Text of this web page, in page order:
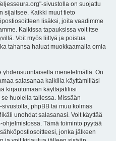
sivustolla on suojattu
sijaitsee. Kaikki muut tieto
lisäksi, joita vaadimme
Kaikissa tapauksissa voit itse
Voit myös liittyä ja poistua
tahansa haluat muokkaamalla omia
menetelmällä. On
salasanaa kaikilla käyttämilläsi
kirjautumaan käyttäjätiliisi
huolella tallessa. Missään
phpBB tai muu kolmas
unohdat salasanasi. Voit käyttää
Tämä toiminto pyytää
jonka jälkeen